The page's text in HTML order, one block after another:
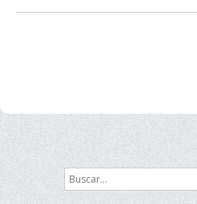
Siguiente
Final
Buscar...